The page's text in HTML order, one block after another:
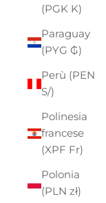
(PGK K)
Paraguay
(PYG ₲)
Perù (PEN
S/)
Polinesia
francese
(XPF Fr)
Polonia
(PLN zł)